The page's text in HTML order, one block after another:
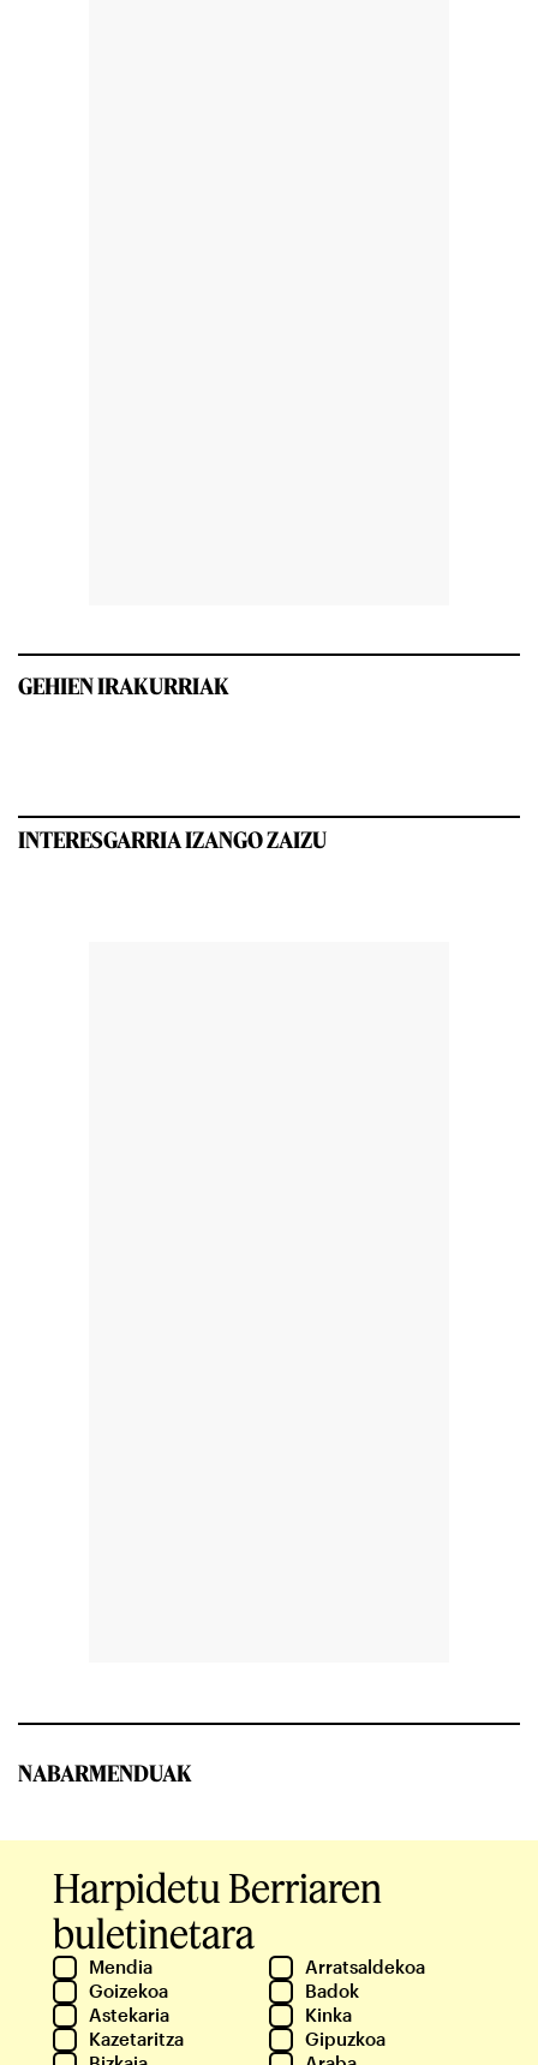
GEHIEN IRAKURRIAK
INTERESGARRIA IZANGO ZAIZU
NABARMENDUAK
Harpidetu Berriaren
buletinetara
Mendia
Arratsaldekoa
Goizekoa
Badok
Astekaria
Kinka
Kazetaritza
Gipuzkoa